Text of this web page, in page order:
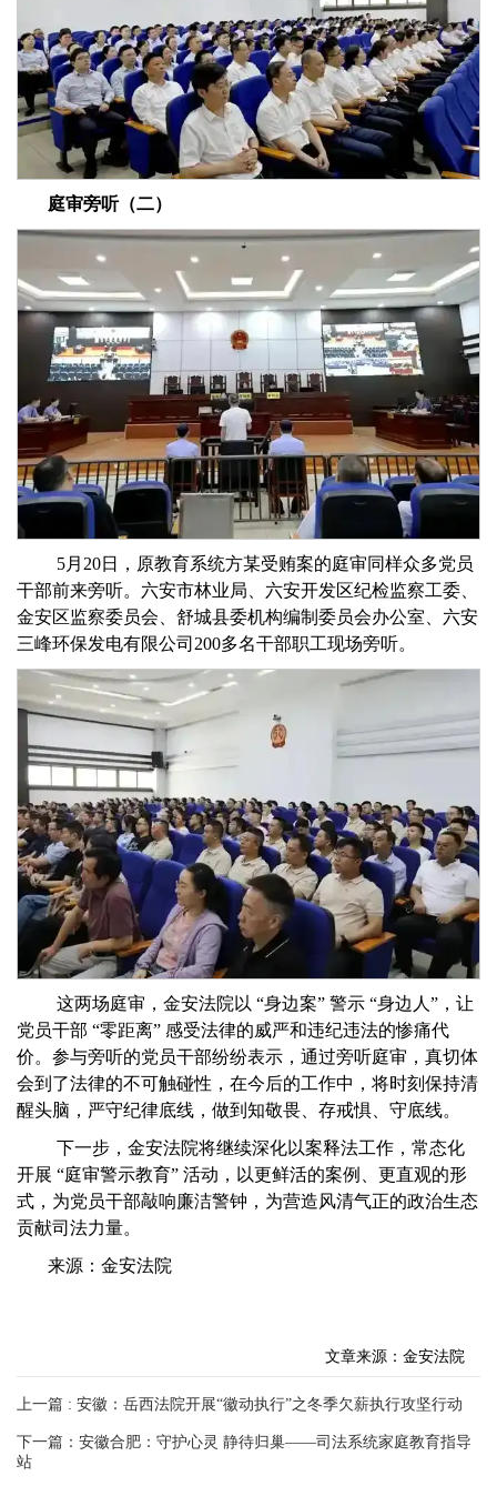
庭审旁听（二）
5月20日，原教育系统方某受贿案的庭审同样众多党员
干部前来旁听。六安市林业局、六安开发区纪检监察工委、
金安区监察委员会、舒城县委机构编制委员会办公室、六安
三峰环保发电有限公司200多名干部职工现场旁听。
这两场庭审，金安法院以 “身边案” 警示 “身边人”，让
党员干部 “零距离” 感受法律的威严和违纪违法的惨痛代
价。参与旁听的党员干部纷纷表示，通过旁听庭审，真切体
会到了法律的不可触碰性，在今后的工作中，将时刻保持清
醒头脑，严守纪律底线，做到知敬畏、存戒惧、守底线。
下一步，金安法院将继续深化以案释法工作，常态化
开展 “庭审警示教育” 活动，以更鲜活的案例、更直观的形
式，为党员干部敲响廉洁警钟，为营造风清气正的政治生态
贡献司法力量。
来源：金安法院
文章来源：金安法院
上一篇 : 安徽：岳西法院开展“徽动执行”之冬季欠薪执行攻坚行动
下一篇：安徽合肥：守护心灵 静待归巢——司法系统家庭教育指导
站